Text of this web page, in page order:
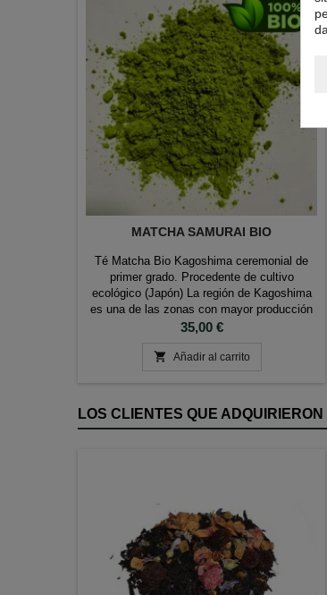
MATCHA SAMURAI BIO
Té Matcha Bio Kagoshima ceremonial de
primer grado. Procedente de cultivo
ecológico (Japón) La región de Kagoshima
es una de las zonas con mayor producción
de té y están entre los mejor valorados del
de hojas de Té Matcha de gran calidad
Precio
35,00 €
 Añadir al carrito
LOS CLIENTES QUE